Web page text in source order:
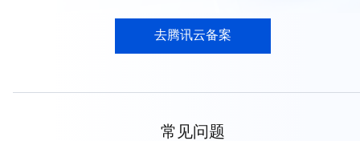
去腾讯云备案
常见问题